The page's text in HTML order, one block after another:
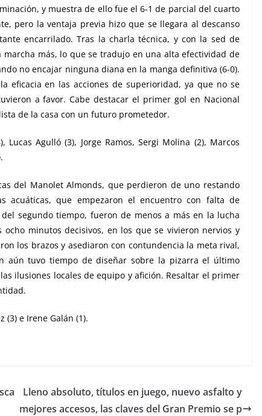
y muestra de ello fue el 6-1 de parcial del cuarto
pero la ventaja previa hizo que se llegara al descanso
encarrilado. Tras la charla técnica, y con la sed de
más, lo que se tradujo en una alta efectividad de
no encajar ninguna diana en la manga definitiva (6-0).
eficacia en las acciones de superioridad, ya que no se
a favor. Cabe destacar el primer gol en Nacional
de la casa con un futuro prometedor.
Lucas Agulló (3), Jorge Ramos, Sergi Molina (2), Marcos
del Manolet Almonds, que perdieron de uno restando
acuáticas, que empezaron el encuentro con falta de
segundo tiempo, fueron de menos a más en la lucha
minutos decisivos, en los que se vivieron nervios y
los brazos y asediaron con contundencia la meta rival,
aún tuvo tiempo de diseñar sobre la pizarra el último
ilusiones locales de equipo y afición. Resaltar el primer
(3) e Irene Galán (1).
Lleno absoluto, títulos en juego, nuevo asfalto y
mejores accesos, las claves del Gran Premio se p